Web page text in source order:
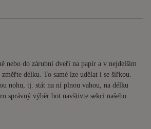
nebo do zárubní dveří na papír a v nejdelším
délku. To samé lze udělat i se šířkou.
nohu, tj. stát na ní plnou vahou, na délku
správný výběr bot navštivte sekci našeho